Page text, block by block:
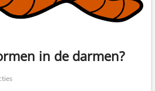
in de darmen?